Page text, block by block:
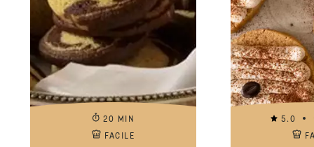
20 MIN
FACILE
5.0